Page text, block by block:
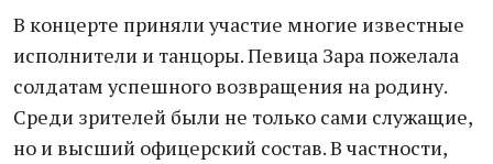
В концерте приняли участие многие известные
исполнители и танцоры. Певица Зара пожелала
солдатам успешного возвращения на родину.
Среди зрителей были не только сами служащие,
но и высший офицерский состав. В частности,